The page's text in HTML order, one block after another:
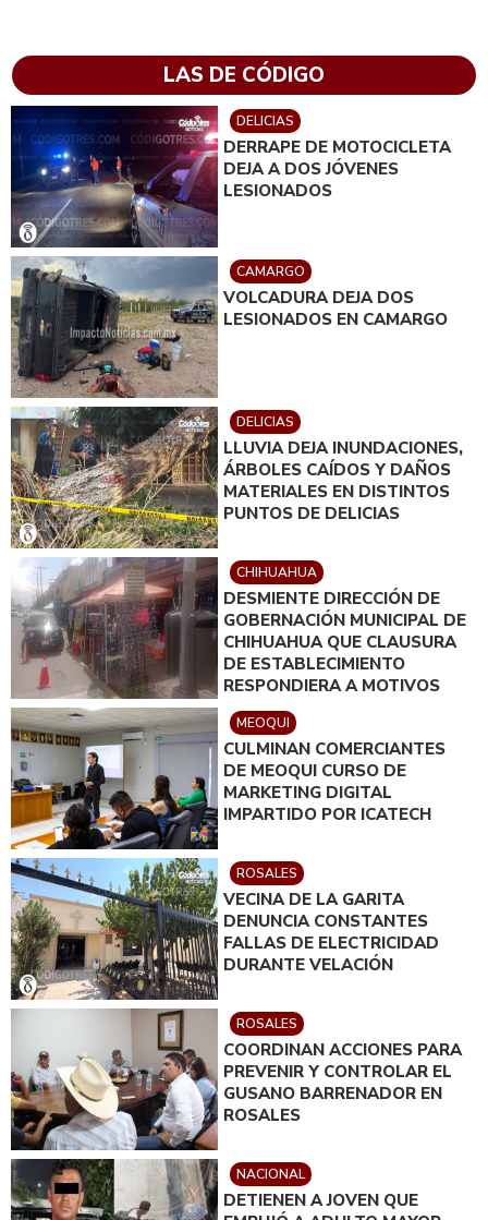
LAS DE CÓDIGO
DELICIAS
DERRAPE DE MOTOCICLETA
DEJA A DOS JÓVENES
LESIONADOS
CAMARGO
VOLCADURA DEJA DOS
LESIONADOS EN CAMARGO
DELICIAS
LLUVIA DEJA INUNDACIONES,
ÁRBOLES CAÍDOS Y DAÑOS
MATERIALES EN DISTINTOS
PUNTOS DE DELICIAS
CHIHUAHUA
DESMIENTE DIRECCIÓN DE
GOBERNACIÓN MUNICIPAL DE
CHIHUAHUA QUE CLAUSURA
DE ESTABLECIMIENTO
RESPONDIERA A MOTIVOS
POLÍTICOS
MEOQUI
CULMINAN COMERCIANTES
DE MEOQUI CURSO DE
MARKETING DIGITAL
IMPARTIDO POR ICATECH
ROSALES
VECINA DE LA GARITA
DENUNCIA CONSTANTES
FALLAS DE ELECTRICIDAD
DURANTE VELACIÓN
ROSALES
COORDINAN ACCIONES PARA
PREVENIR Y CONTROLAR EL
GUSANO BARRENADOR EN
ROSALES
NACIONAL
DETIENEN A JOVEN QUE